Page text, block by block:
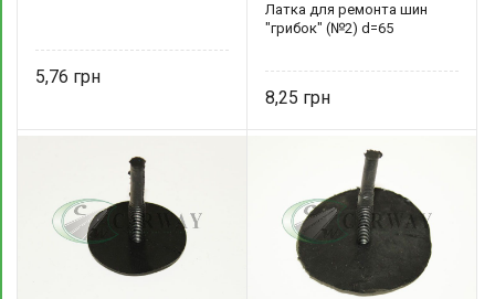
5,76
Латка для ремонта шин
"грибок" (№2) d=65
8,25